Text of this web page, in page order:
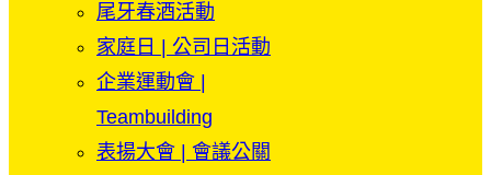
尾牙春酒活動
家庭日 | 公司日活動
企業運動會 |
Teambuilding
表揚大會 | 會議公關